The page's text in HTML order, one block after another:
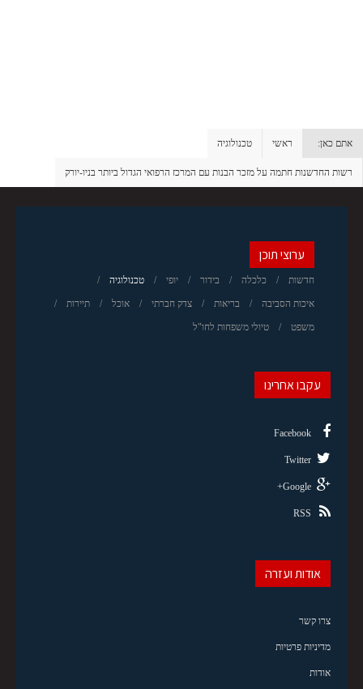
אתם כאן: ראשי טכנולוגיה
רשות החדשנות חתמה על מזכר הבנות עם המרכז הרפואי הגדול ביותר בניו-יורק
ערוצי תוכן
חדשות כלכלה בידור יופי טכנולוגיה
איכות הסביבה בריאות צדק חברתי אוכל תיירות
משפט טיולי משפחות לחו"ל
עקבו אחרינו
Facebook
Twitter
Google+
RSS
אודות ועזרה
צרו קשר
מדיניות פרטיות
אודות